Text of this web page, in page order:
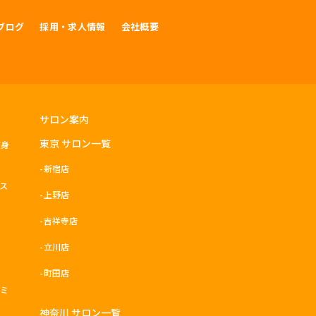
ログ 採用・求人情報 会社概要
サロン案内
東京 サロン一覧
新宿店
上野店
吉祥寺店
立川店
町田店
神奈川 サロン一覧